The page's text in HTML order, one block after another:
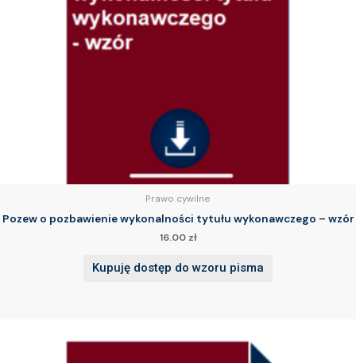
Prawo cywilne
Pozew o pozbawienie wykonalności tytułu wykonawczego – wzór
16.00 zł
Kupuję dostęp do wzoru pisma